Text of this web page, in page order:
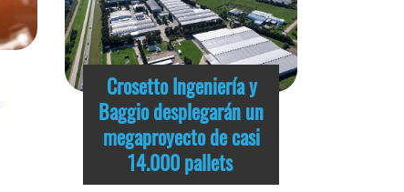
Crosetto Ingeniería y
Baggio desplegarán un
megaproyecto de casi
14.000 pallets